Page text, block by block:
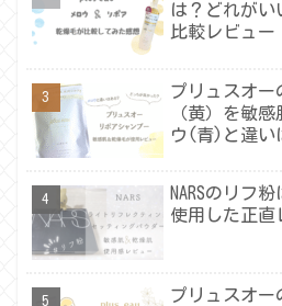
は？どれがい
比較レビュー
プリュスオー
（黄）を敏
ウ(青)と違い
NARSのリフ
使用した正直
プリュスオー